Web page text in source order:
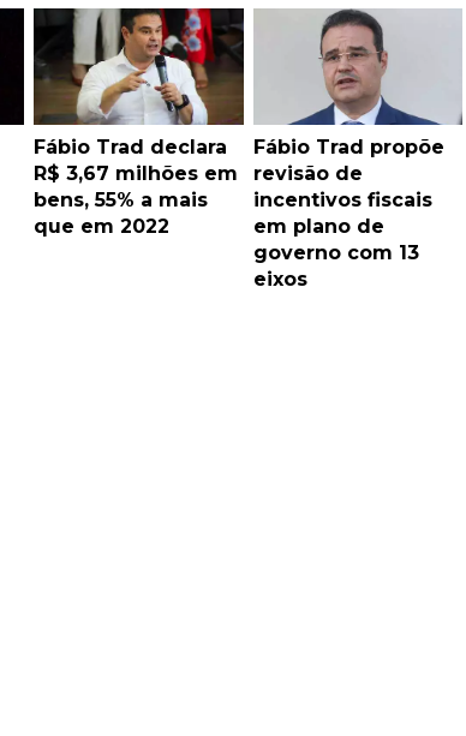
Fábio Trad declara
R$ 3,67 milhões em
bens, 55% a mais
que em 2022
Fábio Trad propõe
revisão de
incentivos fiscais
em plano de
governo com 13
eixos